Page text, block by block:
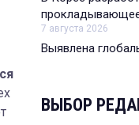
7 августа 2026
Выявлена
ВЫБОР